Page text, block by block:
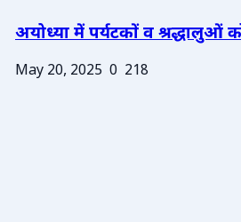
अयोध्या में पर्यटकों व श्रद्धालुओं
May 20, 2025 0 218